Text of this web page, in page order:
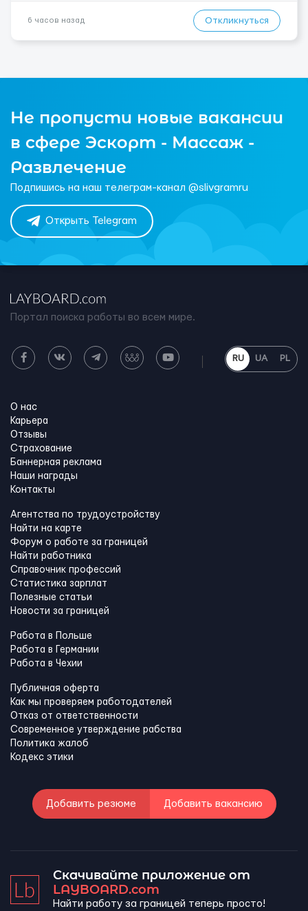
6 часов назад Откликнуться
Не пропусти новые вакансии
в сфере Эскорт - Массаж -
Развлечение
Подпишись на наш телеграм-канал @slivgramru
Открыть Telegram
Портал поиска работы во всем мире.
RU UA PL
О нас
Карьера
Отзывы
Страхование
Баннерная реклама
Наши награды
Контакты
Агентства по трудоустройству
Найти на карте
Форум о работе за границей
Найти работника
Справочник профессий
Статистика зарплат
Полезные статьи
Новости за границей
Работа в Польше
Работа в Германии
Работа в Чехии
Публичная оферта
Как мы проверяем работодателей
Отказ от ответственности
Современное утверждение рабства
Политика жалоб
Кодекс этики
Добавить резюме Добавить вакансию
Скачивайте приложение от
LAYBOARD.com
Найти работу за границей теперь просто!